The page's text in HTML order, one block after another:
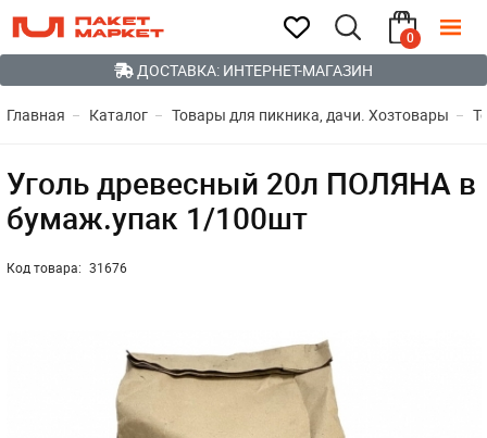
0
ДОСТАВКА: ИНТЕРНЕТ-МАГАЗИН
Главная Каталог Товары для пикника, дачи. Хозтовары
Уголь древесный 20л ПОЛЯНА в
бумаж.упак 1/100шт
Код товара: 31676